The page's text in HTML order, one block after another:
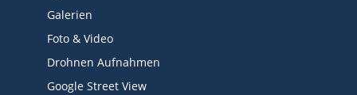
Galerien
Foto & Video
Drohnen Aufnahmen
Google Street View